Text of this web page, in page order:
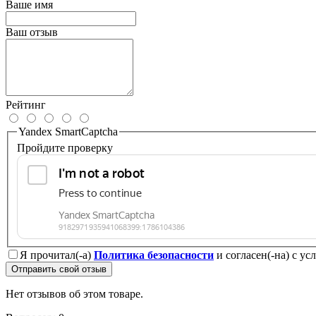
Ваше имя
Ваш отзыв
Рейтинг
Yandex SmartCaptcha
Пройдите проверку
Я прочитал(-а) Политика безопасности и согласен(-на) с
Отправить свой отзыв
Нет отзывов об этом товаре.